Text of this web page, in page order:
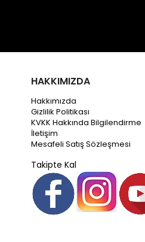
HAKKIMIZDA
Hakkımızda
Gizlilik Politikası
KVKK Hakkında Bilgilendirme
İletişim
Mesafeli Satış Sözleşmesi
Takipte Kal